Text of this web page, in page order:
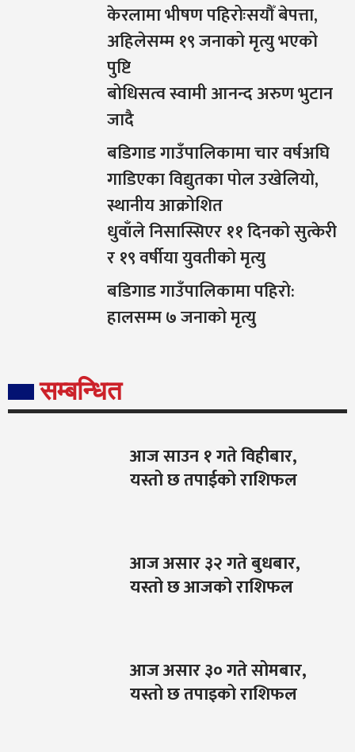
केरलामा भीषण पहिरोःसयौँ बेपत्ता,
अहिलेसम्म १९ जनाको मृत्यु भएको
पुष्टि
बोधिसत्व स्वामी आनन्द अरुण भुटान
जादै
बडिगाड गाउँपालिकामा चार वर्षअघि
गाडिएका विद्युतका पोल उखेलियो,
स्थानीय आक्रोशित
धुवाँले निसास्सिएर ११ दिनको सुत्केरी
र १९ वर्षीया युवतीको मृत्यु
बडिगाड गाउँपालिकामा पहिरो:
हालसम्म ७ जनाको मृत्यु
सम्बन्धित
आज साउन १ गते विहीबार,
यस्तो छ तपाईको राशिफल
आज असार ३२ गते बुधबार,
यस्तो छ आजको राशिफल
आज असार ३० गते सोमबार,
यस्तो छ तपाइको राशिफल